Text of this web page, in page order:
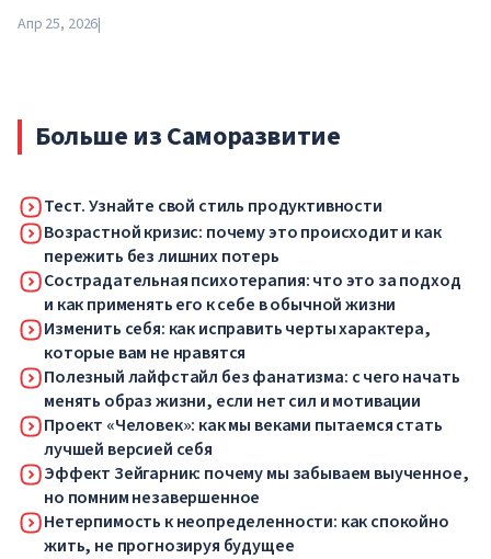
университеты переходят на дистанционный формат на
Апр 25, 2026|
Больше из Саморазвитие
Тест. Узнайте свой стиль продуктивности
Возрастной кризис: почему это происходит и как
пережить без лишних потерь
Сострадательная психотерапия: что это за подход
и как применять его к себе в обычной жизни
Изменить себя: как исправить черты характера,
которые вам не нравятся
Полезный лайфстайл без фанатизма: с чего начать
менять образ жизни, если нет сил и мотивации
Проект «Человек»: как мы веками пытаемся стать
лучшей версией себя
Эффект Зейгарник: почему мы забываем выученное,
но помним незавершенное
Нетерпимость к неопределенности: как спокойно
жить, не прогнозируя будущее